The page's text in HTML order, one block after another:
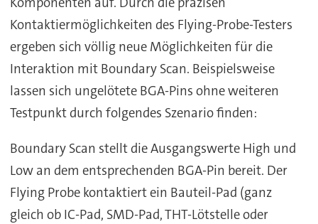
Kontaktiermöglichkeiten des Flying-Probe-Testers
ergeben sich völlig neue Möglichkeiten für die
Interaktion mit Boundary Scan. Beispielsweise
lassen sich ungelötete BGA-Pins ohne weiteren
Testpunkt durch folgendes Szenario finden:
Boundary Scan stellt die Ausgangswerte High und
Low an dem entsprechenden BGA-Pin bereit. Der
Flying Probe kontaktiert ein Bauteil-Pad (ganz
gleich ob IC-Pad, SMD-Pad, THT-Lötstelle oder